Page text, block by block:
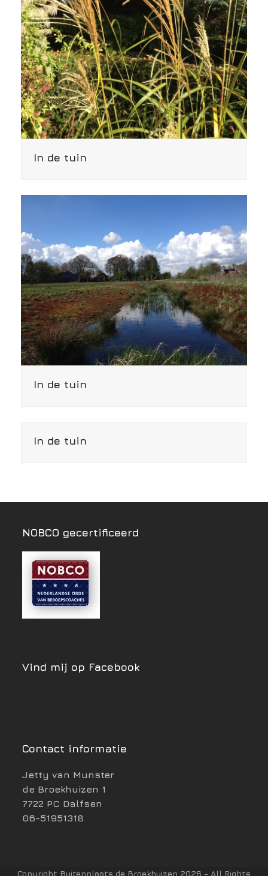
In de tuin
In de tuin
In de tuin
NOBCO gecertificeerd
Vind mij op Facebook
Contact informatie
Jetty van Munster
de Broekhuizen 1
7722 PC Dalfsen
06-51951318
Copyright Buitenplaats de Broekhuizen 2026 - All Rights